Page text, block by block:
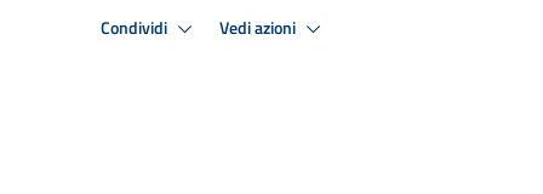
Condividi Vedi azioni